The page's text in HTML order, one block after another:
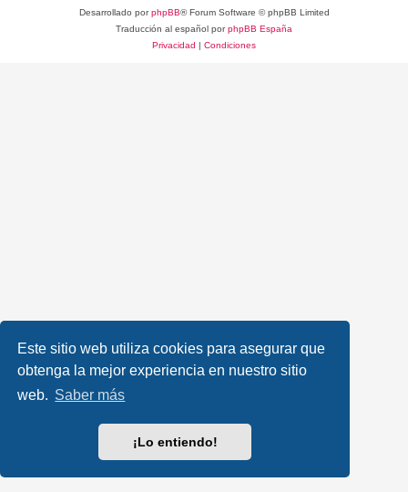
Este sitio web utiliza cookies para asegurar que
obtenga la mejor experiencia en nuestro sitio
web. Saber más
¡Lo entiendo!
Desarrollado porphpBB® Forum Software © phpBB Limited
Traducción al español porphpBB España
Privacidad | Condiciones